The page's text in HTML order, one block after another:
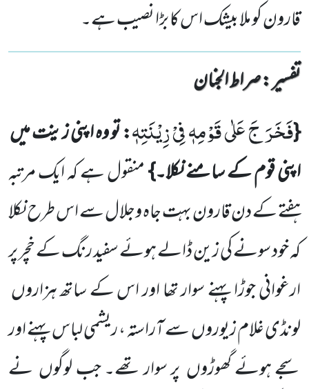
قارون کو ملا بیشک اس کا بڑا نصیب ہے۔
تفسیر : ‎صراط الجنان
{فَخَرَ جَ عَلٰى قَوْمِهٖ فِیْ زِیْنَتِهٖ: تو وہ اپنی زینت میں
اپنی قوم کے سامنے نکلا۔}منقول ہے کہ ایک مرتبہ
ہفتے کے دن قارون بہت جاہ وجلال سے اس طرح نکلا
کہ خود سونے کی زین ڈالے ہوئے سفید رنگ کے خچر پر
ارغوانی جوڑا پہنے سوار تھا اور اس کے ساتھ ہزاروں
لونڈی غلام زیوروںسے آراستہ ، ریشمی لباس پہنے اور
سجے ہوئے گھوڑوں پر سوار تھے۔ جب لوگوں نے